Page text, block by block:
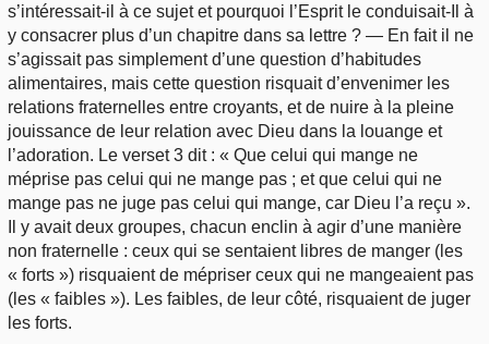
s’intéressait-il à ce sujet et pourquoi l’Esprit le conduisait-Il à
y consacrer plus d’un chapitre dans sa lettre ? — En fait il ne
s’agissait pas simplement d’une question d’habitudes
alimentaires, mais cette question risquait d’envenimer les
relations fraternelles entre croyants, et de nuire à la pleine
jouissance de leur relation avec Dieu dans la louange et
l’adoration. Le verset 3 dit : « Que celui qui mange ne
méprise pas celui qui ne mange pas ; et que celui qui ne
mange pas ne juge pas celui qui mange, car Dieu l’a reçu ».
Il y avait deux groupes, chacun enclin à agir d’une manière
non fraternelle : ceux qui se sentaient libres de manger (les
« forts ») risquaient de mépriser ceux qui ne mangeaient pas
(les « faibles »). Les faibles, de leur côté, risquaient de juger
les forts.